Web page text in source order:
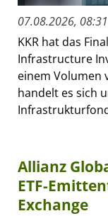
07.08.2026,
KKR hat das
Infrastructure
einem Volumen
handelt es sich
Allianz
ETF-
Exchange